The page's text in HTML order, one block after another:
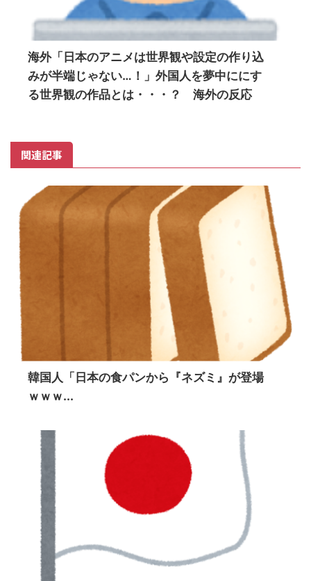
海外「日本のアニメは世界観や設定の作り込
みが半端じゃない…！」外国人を夢中ににす
る世界観の作品とは・・・？ 海外の反応
関連記事
韓国人「日本の食パンから『ネズミ』が登場
ｗｗｗ...